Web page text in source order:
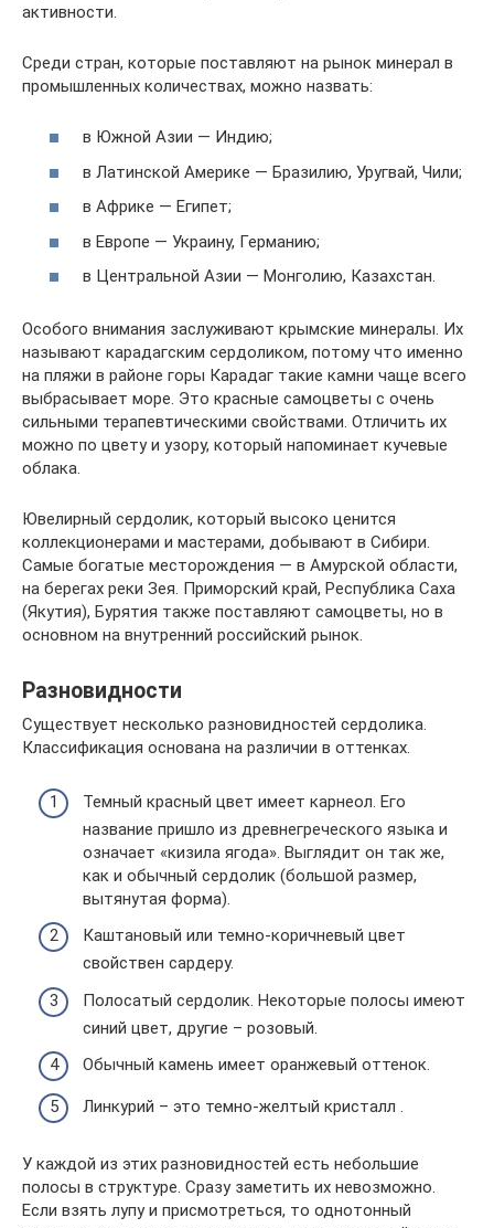
активности.
Среди стран, которые поставляют на рынок минерал в
промышленных количествах, можно назвать:
в Южной Азии — Индию;
в Латинской Америке — Бpaзилию, Уругвай, Чили;
в Африке — Eгипeт;
в Европе — Украину, Германию;
в Центральной Азии — Монголию, Казахстан.
Особого внимания заслуживают крымские минералы. Их
называют карадагским сердоликом, потому что именно
на пляжи в районе горы Карадаг такие камни чаще всего
выбрасывает море. Это красные самоцветы с очень
сильными терапевтическими свойствами. Отличить их
можно по цвету и узору, который напоминает кучевые
облака.
Ювелирный сердолик, который высоко ценится
коллекционерами и мастерами, добывают в Сибири.
Самые богатые месторождения — в Амурской области,
на берегах реки Зея. Приморский край, Республика Саха
(Якутия), Бурятия также поставляют самоцветы, но в
основном на внутренний российский рынок.
Разновидности
Существует несколько разновидностей сердолика.
Классификация основана на различии в оттенках.
Темный красный цвет имеет карнеол. Его
название пришло из древнегреческого языка и
означает «кизила ягода». Выглядит он так же,
как и обычный сердолик (большой размер,
вытянутая форма).
Каштановый или темно-коричневый цвет
свойствен сардеру.
Полосатый сердолик. Некоторые полосы имеют
синий цвет, другие – розовый.
Обычный камень имеет оранжевый оттенок.
Линкурий – это темно-желтый кристалл .
У каждой из этих разновидностей есть небольшие
полосы в структуре. Сразу заметить их невозможно.
Если взять лупу и присмотреться, то однотонный